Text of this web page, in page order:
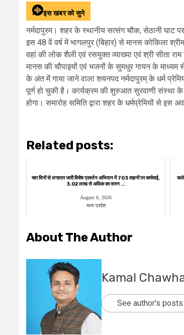
इस खबर को सुने
नर्मदापुरम। शहर के स्थानीय सत्संग चौक, सेठानी घाट
इस 48 वें वर्ष में भागलपुर (बिहार) से मानस कोकिला
वहां की लोक शैली एवं रसयुक्त व्याख्या एवं श्री सीता
मानस की चौपाइयों एवं भजनों के सुमधुर गायन के माध्यम से
के अंत में गाया जाने वाला शयनपद नर्मदापुरम् के धर्म
पूर्ण हो चुकी है। कार्यक्रम की शुरुआत सुरवाणी संस्था के
होगा। समारोह समिति द्वारा शहर के धर्मप्रेमियों से
Related posts:
चार दिनों से लगातार जारी विशेष प्रवर्तन अभियान में 703 वाहनों पर कार्रवाई,
₹3.02 लाख से अधिक का समन ...
August 6, 2026
मध्य प्रदेश
About The Author
Kamal
See author's posts